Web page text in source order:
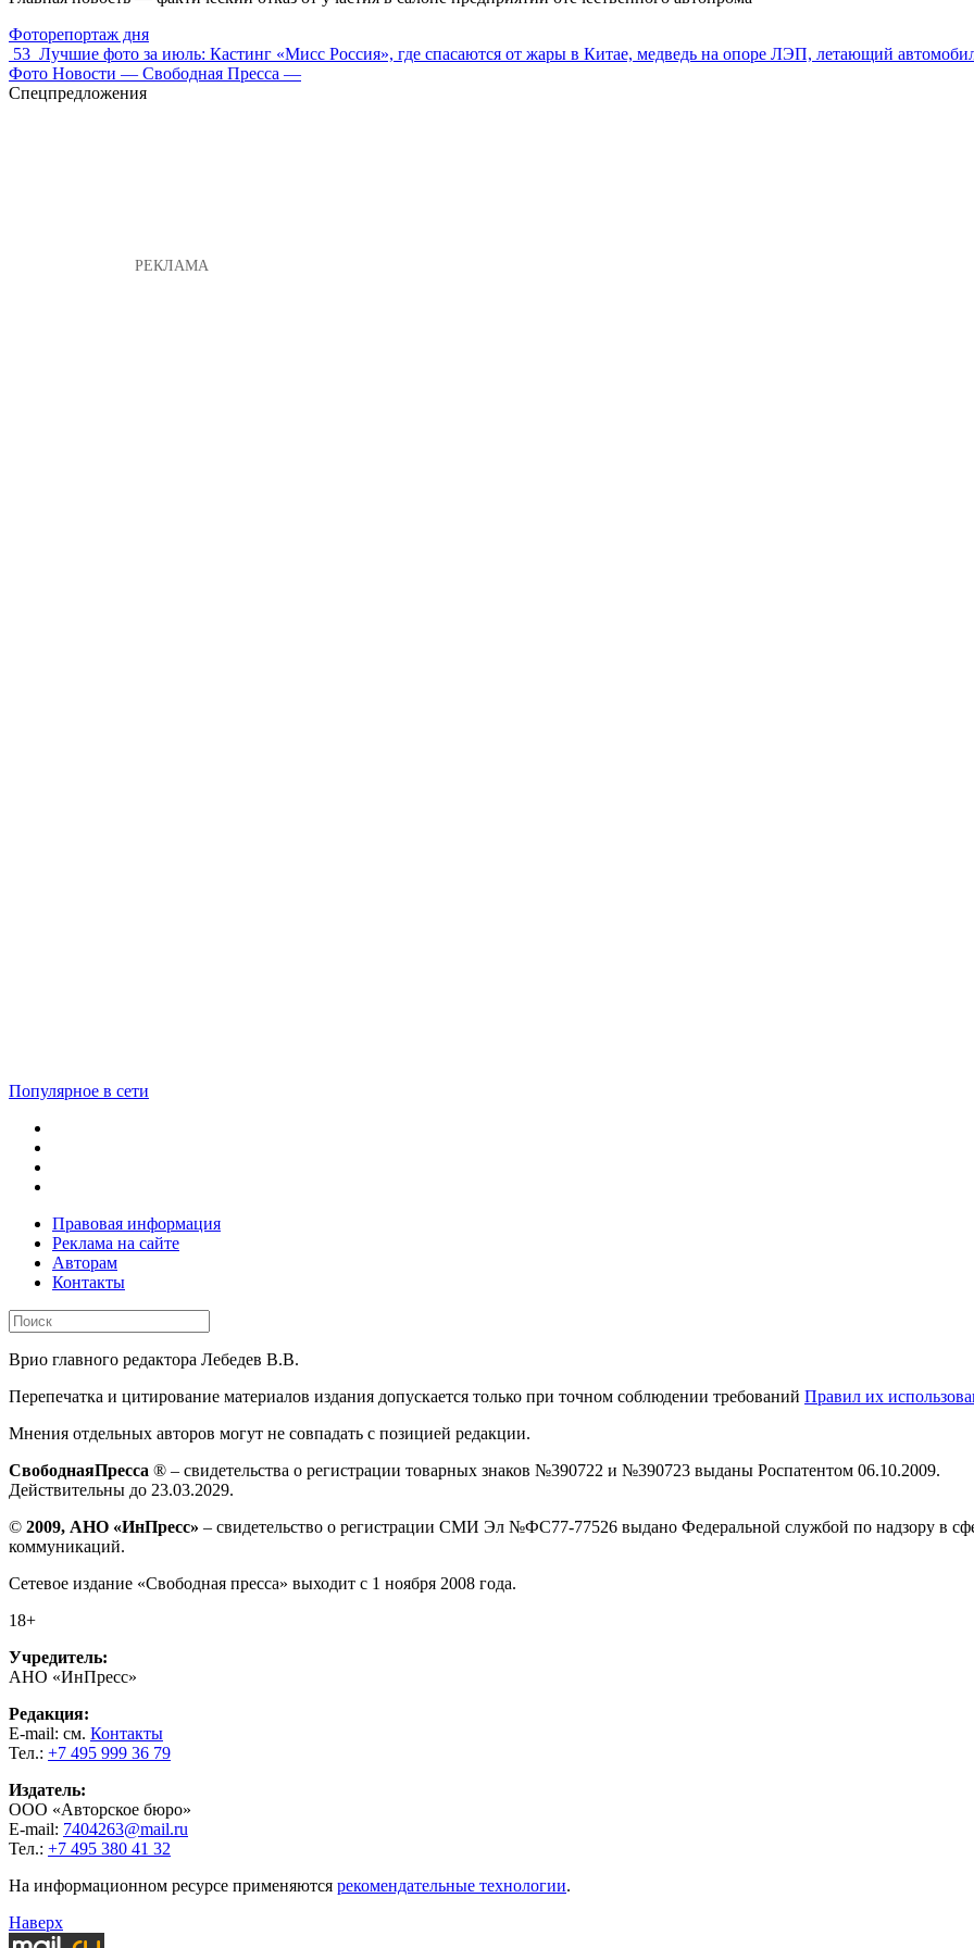
Фоторепортаж дня
53 Лучшие фото за июль: Кастинг «Мисс Россия», где спасаются от жары в Китае, медведь на опоре ЛЭП, летающий
Фото Новости — Свободная Пресса —
Спецпредложения
Популярное в сети
Правовая информация
Реклама на сайте
Авторам
Контакты
Врио главного редактора Лебедев В.В.
Перепечатка и цитирование материалов издания допускается только при точном соблюдении требований Правил их
Мнения отдельных авторов могут не совпадать с позицией редакции.
СвободнаяПресса ® – свидетельства о регистрации товарных знаков №390722 и №390723 выданы Роспатентом 06.10.2009.
Действительны до 23.03.2029.
© 2009, АНО «ИнПресс» – свидетельство о регистрации СМИ Эл №ФС77-77526 выдано Федеральной службой по надзору в
коммуникаций.
Сетевое издание «Свободная пресса» выходит с 1 ноября 2008 года.
18+
Учредитель:
АНО «ИнПресс»
Редакция:
E-mail: см. Контакты
Тел.: +7 495 999 36 79
Издатель:
ООО «Авторское бюро»
E-mail: 7404263@mail.ru
Тел.: +7 495 380 41 32
На информационном ресурсе применяются рекомендательные технологии.
Наверх